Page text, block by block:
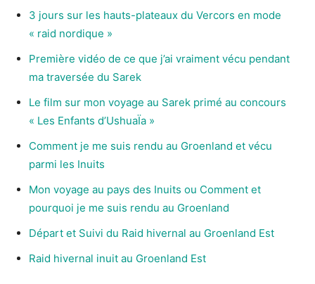
3 jours sur les hauts-plateaux du Vercors en mode
« raid nordique »
Première vidéo de ce que j’ai vraiment vécu pendant
ma traversée du Sarek
Le film sur mon voyage au Sarek primé au concours
« Les Enfants d’UshuaÏa »
Comment je me suis rendu au Groenland et vécu
parmi les Inuits
Mon voyage au pays des Inuits ou Comment et
pourquoi je me suis rendu au Groenland
Départ et Suivi du Raid hivernal au Groenland Est
Raid hivernal inuit au Groenland Est